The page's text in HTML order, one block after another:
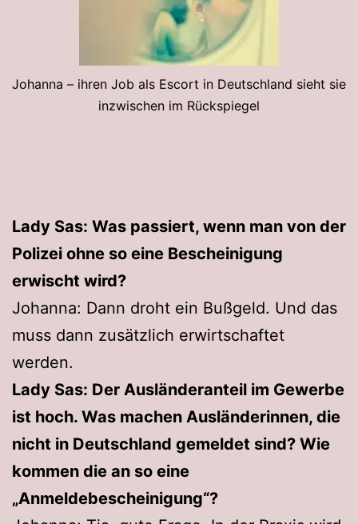
Johanna – ihren Job als Escort in Deutschland sieht sie
inzwischen im Rückspiegel
Lady Sas: Was passiert, wenn man von der
Polizei ohne so eine Bescheinigung
erwischt wird?
Johanna: Dann droht ein Bußgeld. Und das
muss dann zusätzlich erwirtschaftet
werden.
Lady Sas: Der Ausländeranteil im Gewerbe
ist hoch. Was machen Ausländerinnen, die
nicht in Deutschland gemeldet sind? Wie
kommen die an so eine
„Anmeldebescheinigung“?